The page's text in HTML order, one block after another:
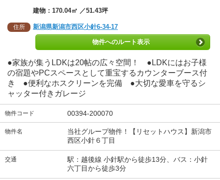
建物：170.04㎡ ／51.43坪
住所 新潟県新潟市西区小針6-34-17
物件へのルート表示
●家族が集うLDKは20帖の広々空間！ ●LDKにはお子様
の宿題やPCスペースとして重宝するカウンターブース付
き ●便利なホスクリーンを完備 ●大切な愛車を守るシ
ャッター付きガレージ
物件コード 00394-200070
物件名
当社グループ物件！【リセットハウス】新潟市
西区小針６丁目
交通
駅：越後線 小針駅から徒歩13分、バス：小針
六丁目から徒歩3分